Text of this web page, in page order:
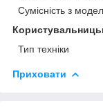
Сумісність з
Тип техніки
Приховати